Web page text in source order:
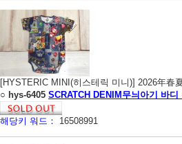
[HYSTERIC MINI(히스테릭 미니)] 2026年春
○ hys-6405 SCRATCH DENIM무늬아기 바디
해당키 워드： 16508991